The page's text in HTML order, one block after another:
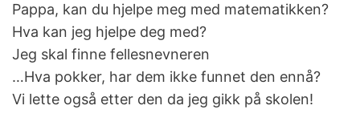
Pappa, kan du hjelpe meg med matematikken?
Hva kan jeg hjelpe deg med?
Jeg skal finne fellesnevneren
…Hva pokker, har dem ikke funnet den ennå?
Vi lette også etter den da jeg gikk på skolen!